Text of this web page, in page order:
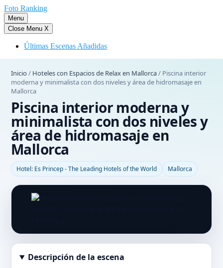
Saltar
al
contenido
Foto Ranking
Menu
Close Menu X
Últimas Escenas Añadidas
Inicio / Hoteles con Espacios de Relax en Mallorca/ Piscina interior
moderna y minimalista con dos niveles y área de hidromasaje en
Mallorca
Piscina interior moderna y
minimalista con dos niveles y
área de hidromasaje en
Mallorca
Hotel: Es Princep - The Leading Hotels of the World Mallorca
Abrir imagen en tamaño completo
Descripción de la escena